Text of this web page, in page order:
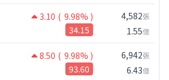
3.10 ( 9.98% )
34.15
4,582張
1.55億
8.50 ( 9.98% )
93.60
6,942張
6.43億